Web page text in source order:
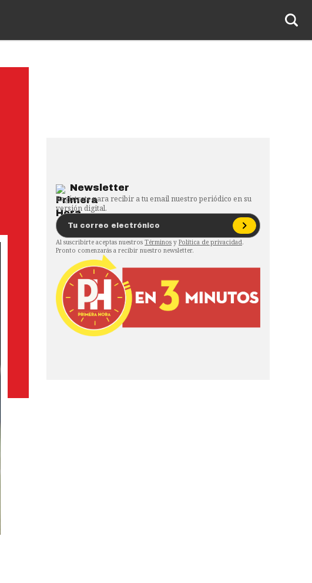
Newsletter
Regístrate para recibir a tu email nuestro periódico en su
versión digital.
Al suscribirte aceptas nuestros Términos y Política de privacidad.
Pronto comenzarás a recibir nuestro newsletter.